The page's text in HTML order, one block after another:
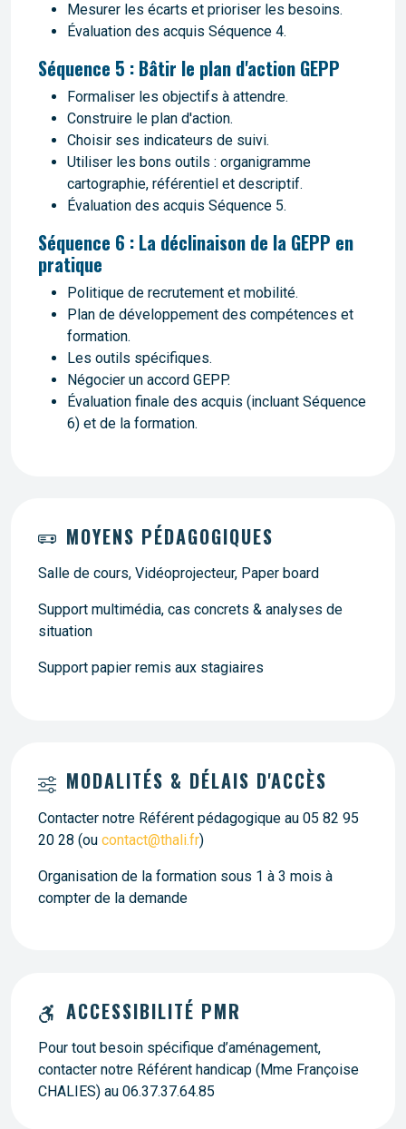
Mesurer les écarts et prioriser les besoins.
Évaluation des acquis Séquence 4.
Séquence 5 : Bâtir le plan d'action GEPP
Formaliser les objectifs à attendre.
Construire le plan d'action.
Choisir ses indicateurs de suivi.
Utiliser les bons outils : organigramme
cartographie, référentiel et descriptif.
Évaluation des acquis Séquence 5.
Séquence 6 : La déclinaison de la GEPP en
pratique
Politique de recrutement et mobilité.
Plan de développement des compétences et
formation.
Les outils spécifiques.
Négocier un accord GEPP.
Évaluation finale des acquis (incluant Séquence
6) et de la formation.
MOYENS PÉDAGOGIQUES
Salle de cours, Vidéoprojecteur, Paper board
Support multimédia, cas concrets & analyses de
situation
Support papier remis aux stagiaires
MODALITÉS & DÉLAIS D'ACCÈS
Contacter notre Référent pédagogique au 05 82 95
20 28 (ou contact@thali.fr)
Organisation de la formation sous 1 à 3 mois à
compter de la demande
ACCESSIBILITÉ PMR
Pour tout besoin spécifique d’aménagement,
contacter notre Référent handicap (Mme Françoise
CHALIES) au 06.37.37.64.85